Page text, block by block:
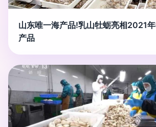
山东唯一海产品!乳山牡蛎亮相2021
产品